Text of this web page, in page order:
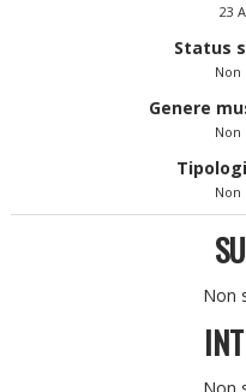
23
Status
Non
Genere
Non
Non
Non